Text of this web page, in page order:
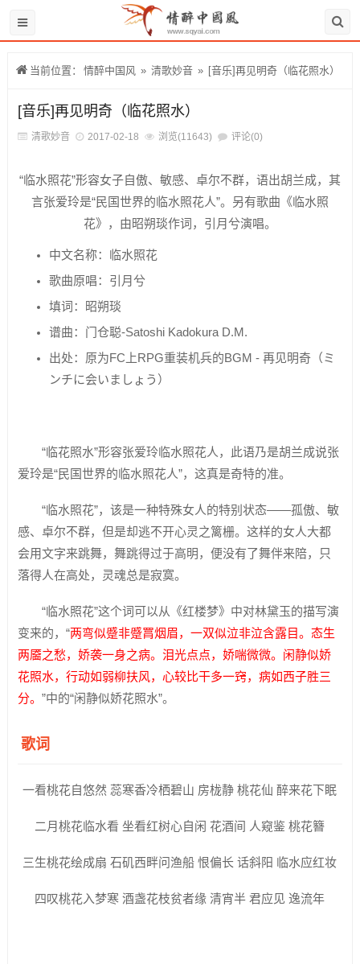
当前位置： 情醉中国风 » 清歌妙音 » [音乐]再见明奇（临花照水）
[音乐]再见明奇（临花照水）
清歌妙音 2017-02-18 浏览(11643) 评论(0)
“临水照花”形容女子自傲、敏感、卓尔不群，语出胡兰成，其
言张爱玲是“民国世界的临水照花人”。另有歌曲《临水照
花》，由昭朔琰作词，引月兮演唱。
中文名称：临水照花
歌曲原唱：引月兮
填词：昭朔琰
谱曲：门仓聪-Satoshi Kadokura D.M.
出处：原为FC上RPG重装机兵的BGM - 再见明奇（ミ
ンチに会いましょう）
“临花照水”形容张爱玲临水照花人，此语乃是胡兰成说张
爱玲是“民国世界的临水照花人”，这真是奇特的准。
“临水照花”，该是一种特殊女人的特别状态——孤傲、敏
感、卓尔不群，但是却逃不开心灵之篱栅。这样的女人大都
会用文字来跳舞，舞跳得过于高明，便没有了舞伴来陪，只
落得人在高处，灵魂总是寂寞。
“临水照花”这个词可以从《红楼梦》中对林黛玉的描写演
变来的， “两弯似蹙非蹙罥烟眉，一双似泣非泣含露目。态生
两靥之愁，娇袭一身之病。泪光点点，娇喘微微。闲静似娇
花照水，行动如弱柳扶风，心较比干多一窍，病如西子胜三
分。 ”中的“闲静似娇花照水”。
歌词
一看桃花自悠然 蕊寒香冷栖碧山 房栊静 桃花仙 醉来花下眠
二月桃花临水看 坐看红树心自闲 花酒间 人窥鉴 桃花簪
三生桃花绘成扇 石矶西畔问渔船 恨偏长 话斜阳 临水应红妆
四叹桃花入梦寒 酒盏花枝贫者缘 清宵半 君应见 逸流年